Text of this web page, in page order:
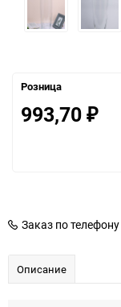
Розница
993,70 ₽
Заказ по телефону
Описание